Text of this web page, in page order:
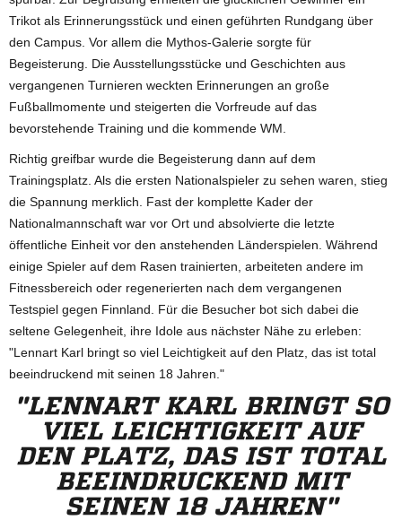
Trikot als Erinnerungsstück und einen geführten Rundgang über
den Campus. Vor allem die Mythos-Galerie sorgte für
Begeisterung. Die Ausstellungsstücke und Geschichten aus
vergangenen Turnieren weckten Erinnerungen an große
Fußballmomente und steigerten die Vorfreude auf das
bevorstehende Training und die kommende WM.
Richtig greifbar wurde die Begeisterung dann auf dem
Trainingsplatz. Als die ersten Nationalspieler zu sehen waren, stieg
die Spannung merklich. Fast der komplette Kader der
Nationalmannschaft war vor Ort und absolvierte die letzte
öffentliche Einheit vor den anstehenden Länderspielen. Während
einige Spieler auf dem Rasen trainierten, arbeiteten andere im
Fitnessbereich oder regenerierten nach dem vergangenen
Testspiel gegen Finnland. Für die Besucher bot sich dabei die
seltene Gelegenheit, ihre Idole aus nächster Nähe zu erleben:
"Lennart Karl bringt so viel Leichtigkeit auf den Platz, das ist total
beeindruckend mit seinen 18 Jahren."
"LENNART KARL BRINGT SO
VIEL LEICHTIGKEIT AUF
DEN PLATZ, DAS IST TOTAL
BEEINDRUCKEND MIT
SEINEN 18 JAHREN"